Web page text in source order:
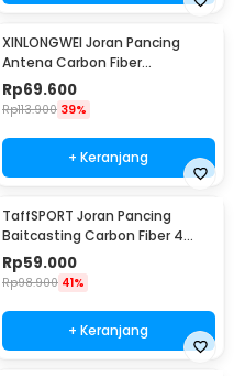
XINLONGWEI Joran Pancing
Antena Carbon Fiber
Telescopic Fishing Rod 6
Segments 3.0M - JD25
Rp69.600
Rp113.900 39%
+ Keranjang
TaffSPORT Joran Pancing
Baitcasting Carbon Fiber 4
Section 1.8M - JPA66MTF
Rp59.000
Rp98.900 41%
+ Keranjang